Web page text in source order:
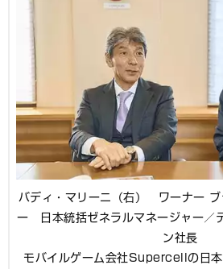
バディ・マリーニ（右） ワーナー ブ
ー 日本統括ゼネラルマネージャー／
ン社長
モバイルゲーム会社Supercellの日